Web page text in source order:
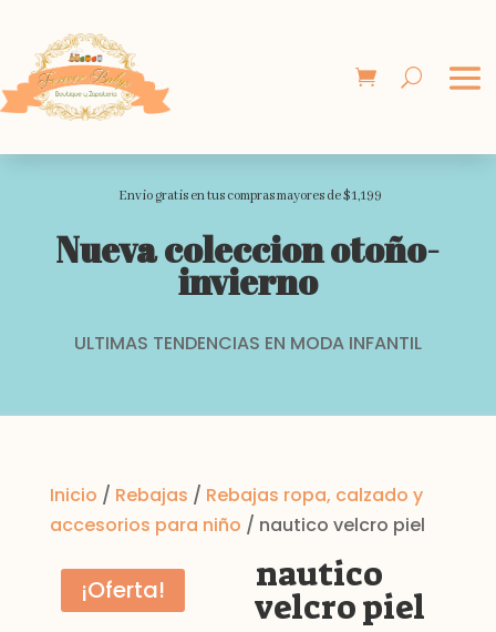
Envio gratis en tus compras mayores de $1,199
Nueva coleccion otoño-
invierno
ULTIMAS TENDENCIAS EN MODA INFANTIL
Inicio / Rebajas / Rebajas ropa, calzado y
accesorios para niño / nautico velcro piel
¡Oferta! nautico
velcro piel